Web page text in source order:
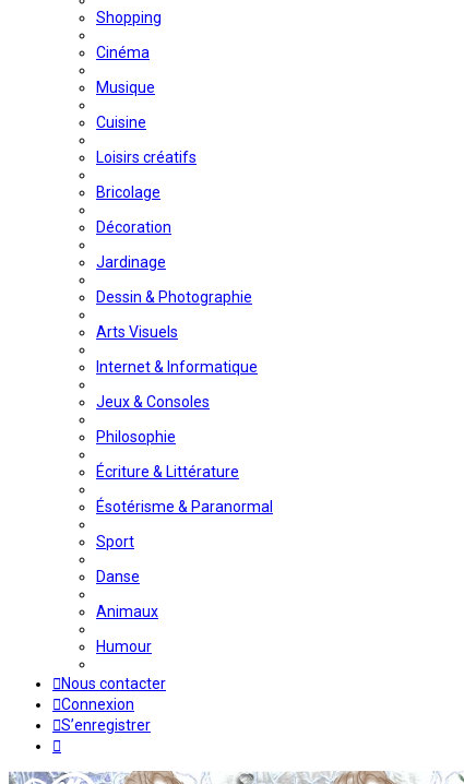
Shopping
Cinéma
Musique
Cuisine
Loisirs créatifs
Bricolage
Décoration
Jardinage
Dessin & Photographie
Arts Visuels
Internet & Informatique
Jeux & Consoles
Philosophie
Écriture & Littérature
Ésotérisme & Paranormal
Sport
Danse
Animaux
Humour
Nous contacter
Connexion
S’enregistrer